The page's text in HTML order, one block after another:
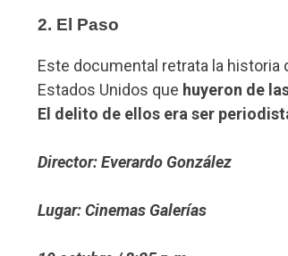
2. El Paso
Este documental retrata la
Estados Unidos que huyeron de
El delito de ellos era ser
Director: Everardo González
Lugar: Cinemas Galerías